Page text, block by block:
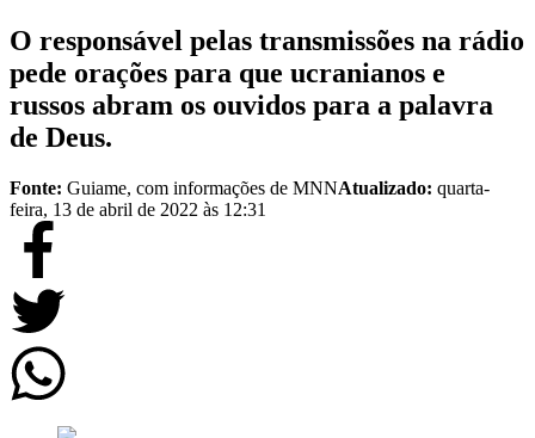
O responsável pelas transmissões na rádio
pede orações para que ucranianos e
russos abram os ouvidos para a palavra
de Deus.
Fonte: Guiame, com informações de MNNAtualizado: quarta-
feira, 13 de abril de 2022 às 12:31